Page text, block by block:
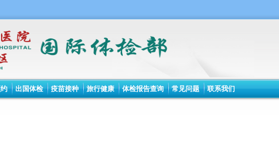
出国体检 疫苗接种 旅行健康 体检报告查询 常见问题 联系我们